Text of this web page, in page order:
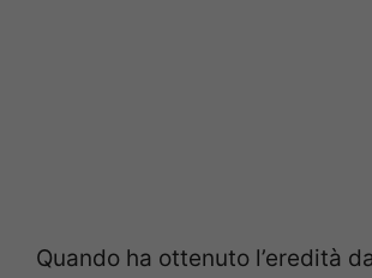
Quando ha ottenuto l’eredità